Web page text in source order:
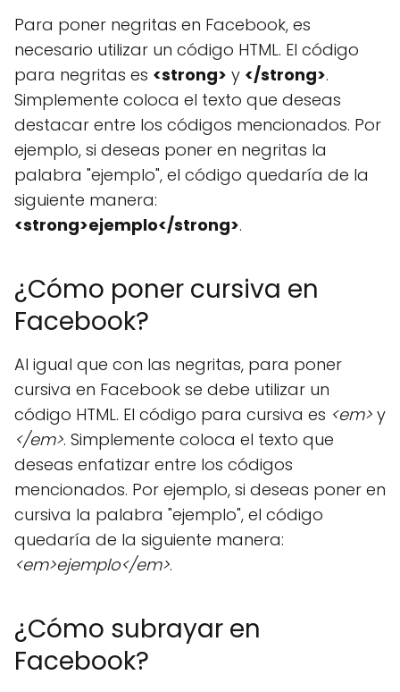
Para poner negritas en Facebook, es
necesario utilizar un código HTML. El código
para negritas es <strong> y </strong>.
Simplemente coloca el texto que deseas
destacar entre los códigos mencionados. Por
ejemplo, si deseas poner en negritas la
palabra "ejemplo", el código quedaría de la
siguiente manera:
<strong>ejemplo</strong>.
¿Cómo poner cursiva en
Facebook?
Al igual que con las negritas, para poner
cursiva en Facebook se debe utilizar un
código HTML. El código para cursiva es <em> y
</em>. Simplemente coloca el texto que
deseas enfatizar entre los códigos
mencionados. Por ejemplo, si deseas poner en
cursiva la palabra "ejemplo", el código
quedaría de la siguiente manera:
<em>ejemplo</em>.
¿Cómo subrayar en
Facebook?